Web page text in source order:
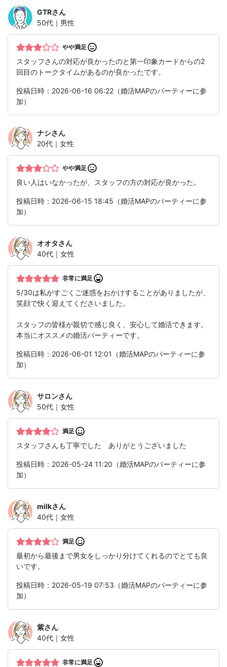
GTRさん
50代｜男性
やや満足
スタッフさんの対応が良かったのと第一印象カードからの2
回目のトークタイムがあるのが良かったです。
投稿日時：2026-06-16 06:22（婚活MAPのパーティーに参
加）
ナシさん
20代｜女性
やや満足
良い人はいなかったが、スタッフの方の対応が良かった。
投稿日時：2026-06-15 18:45（婚活MAPのパーティーに参
加）
オオタさん
40代｜女性
非常に満足
5/30は私がすごくご迷惑をおかけすることがありましたが、
笑顔で快く迎えてくださいました。
スタッフの皆様が親切で感じ良く、安心して婚活できます。
本当にオススメの婚活パーティーです。
投稿日時：2026-06-01 12:01（婚活MAPのパーティーに参
加）
サロンさん
50代｜女性
満足
スタッフさんも丁寧でした ありがとうございました
投稿日時：2026-05-24 11:20（婚活MAPのパーティーに参
加）
milkさん
40代｜女性
満足
最初から最後まで男女をしっかり分けてくれるのでとても良
いです。
投稿日時：2026-05-19 07:53（婚活MAPのパーティーに参
加）
紫さん
40代｜女性
非常に満足